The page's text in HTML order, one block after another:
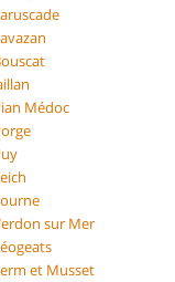
Médoc
sur Mer
et Musset